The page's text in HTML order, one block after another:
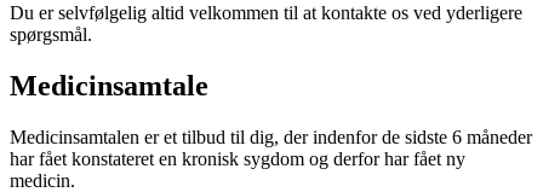
Du er selvfølgelig altid velkommen til at kontakte os ved yderligere
spørgsmål.
Medicinsamtale
Medicinsamtalen er et tilbud til dig, der indenfor de sidste 6 måneder
har fået konstateret en kronisk sygdom og derfor har fået ny
medicin.